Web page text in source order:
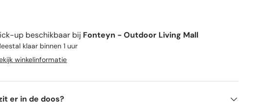
up beschikbaar bij Fonteyn - Outdoor Living Mall
klaar binnen 1 uur
winkelinformatie
er in de doos?